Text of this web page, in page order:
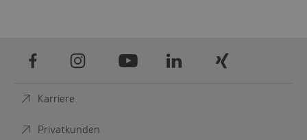
Facebook Instagram
Youtube LinkedIn Xing
Karriere
Privatkunden